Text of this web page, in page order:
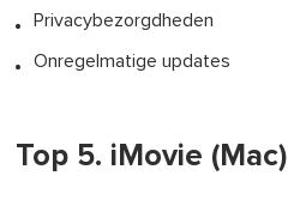
Privacybezorgdheden
Onregelmatige updates
Top 5. iMovie (Mac)